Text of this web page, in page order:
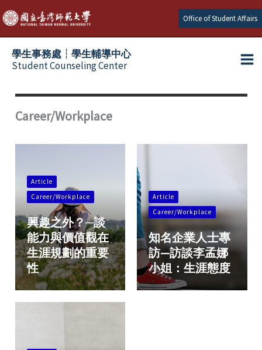
Skip
to
content
Office of Student Affairs
學生事務處┆學生輔導中心
Student Counseling Center
Career/Workplace
Article
Career/Workplace
興趣之外？─談
能力與價值觀在
生涯規劃的重要
性
Article
Career/Workplace
知名企業人士專
訪—訪談李孟娜
小姐：生涯態度